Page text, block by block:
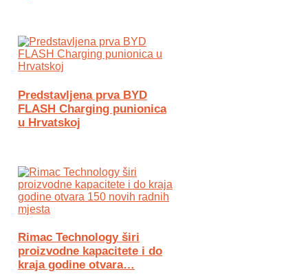
Predstavljena prva BYD
FLASH Charging punionica
u Hrvatskoj
Rimac Technology širi
proizvodne kapacitete i do
kraja godine otvara…